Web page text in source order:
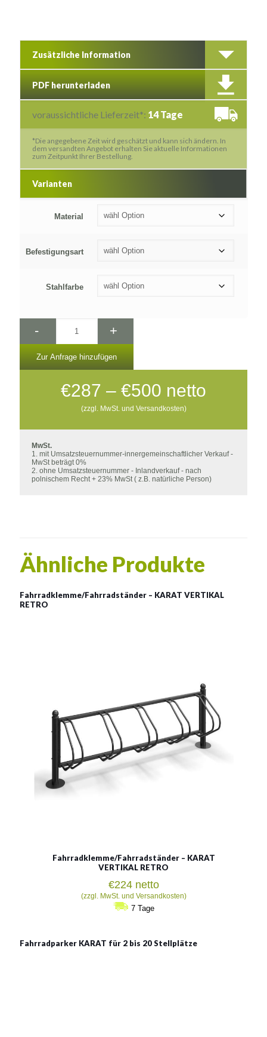
Zusätzliche Information
PDF herunterladen
voraussichtliche Lieferzeit*: 14 Tage
*Die angegebene Zeit wird geschätzt und kann sich ändern. In
dem versandten Angebot erhalten Sie aktuelle Informationen
zum Zeitpunkt Ihrer Bestellung.
Varianten
Material
Befestigungsart
Stahlfarbe
- +
Zur Anfrage hinzufügen
€287 – €500 Preisspanne:
€287
bis
netto
(zzgl. MwSt. und Versandkosten)
MwSt.
1. mit Umsatzsteuernummer-innergemeinschaftlicher Verkauf -
MwSt beträgt 0%
2. ohne Umsatzsteuernummer - Inlandverkauf - nach
polnischem Recht + 23% MwSt ( z.B. natürliche Person)
Ähnliche Produkte
Fahrradklemme/Fahrradständer – KARAT VERTIKAL
RETRO
Siehe mehr
Fahrradklemme/Fahrradständer – KARAT
VERTIKAL RETRO
€224 netto
(zzgl. MwSt. und Versandkosten)
7 Tage
Fahrradparker KARAT für 2 bis 20 Stellplätze